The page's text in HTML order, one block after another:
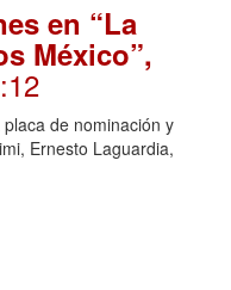
en “La
México”,
de nominación y
Ernesto Laguardia,